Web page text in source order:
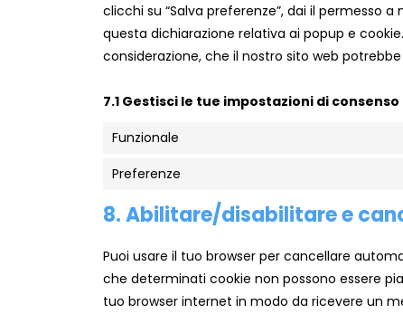
clicchi su “Salva preferenze”, dai il permesso
questa dichiarazione relativa ai popup e
considerazione, che il nostro sito web
7.1 Gestisci le tue impostazioni di consenso
Funzionale
Preferenze
8. Abilitare/disabilitare e
Puoi usare il tuo browser per cancellare
che determinati cookie non possono essere
tuo browser internet in modo da ricevere un